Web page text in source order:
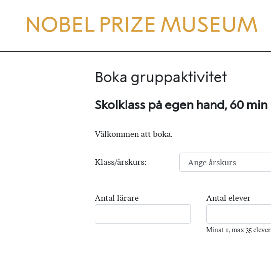
Boka gruppaktivitet
Skolklass på egen hand, 60 min
Välkommen att boka.
Klass/årskurs:
Antal lärare Antal elever
Minst 1, max 35 elever